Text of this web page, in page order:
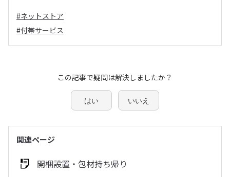
#ネットストア
#付帯サービス
この記事で疑問は解決しましたか？
はい いいえ
関連ページ
開梱設置・包材持ち帰り